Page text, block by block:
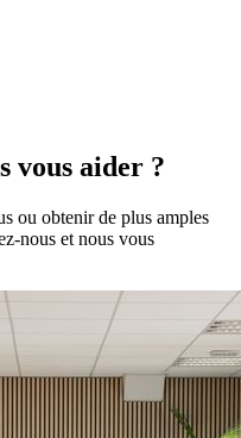
vous aider ?
ou obtenir de plus amples
nous et nous vous